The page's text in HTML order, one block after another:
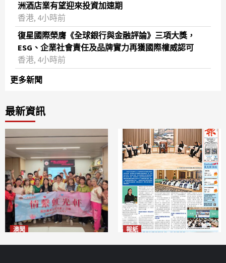
洲酒店業有望迎來投資加速期
香港, 4小時前
復星國際榮膺《全球銀行與金融評論》三項大獎，
ESG、企業社會責任及品牌實力再獲國際權威認可
香港, 4小時前
更多新聞
最新資訊
澳聞 報紙